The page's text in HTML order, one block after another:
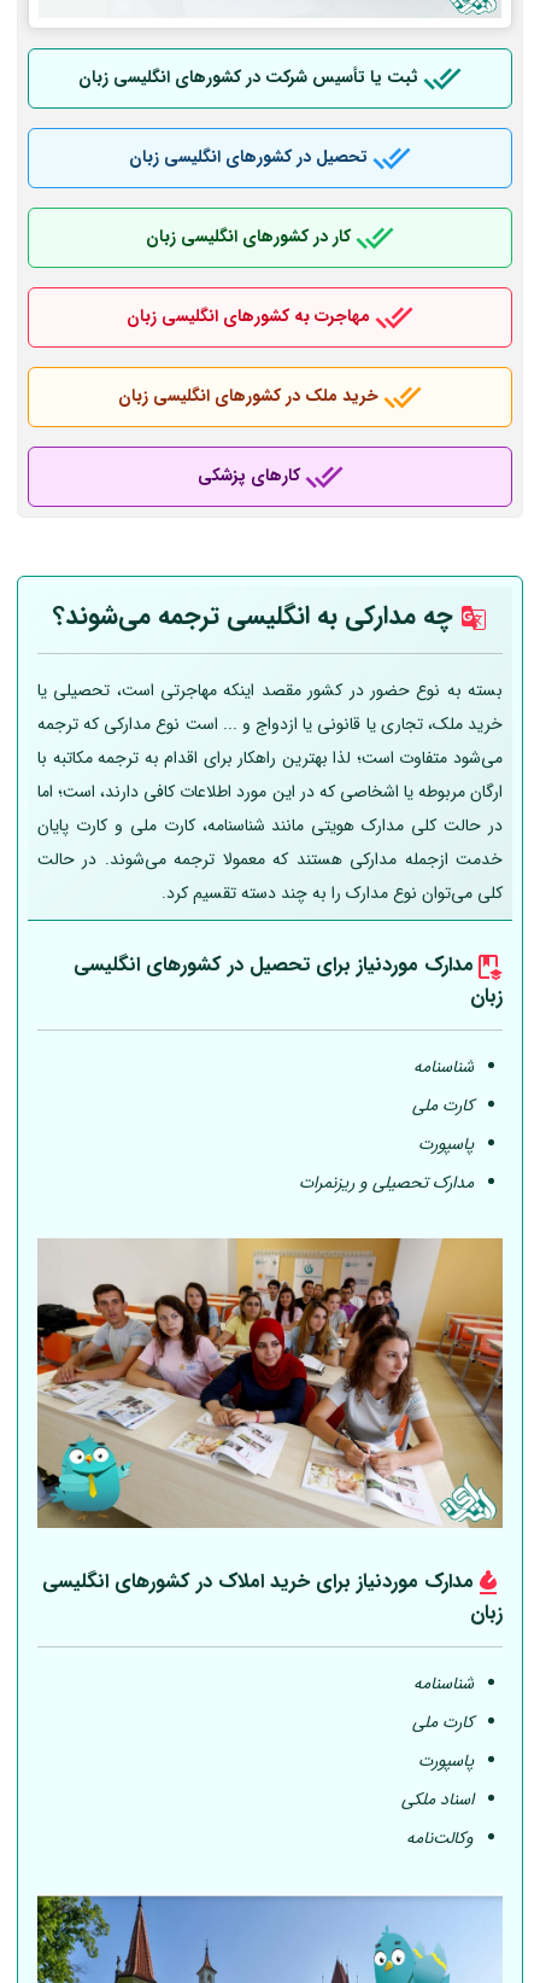
ثبت یا تأسیس شرکت در کشورهای انگلیسی زبان
تحصیل در کشورهای انگلیسی زبان
کار در کشورهای انگلیسی زبان
مهاجرت به کشورهای انگلیسی زبان
خرید ملک در کشورهای انگلیسی زبان
کارهای پزشکی
چه مدارکی به انگلیسی ترجمه می‌شوند؟
بسته به نوع حضور در کشور مقصد اینکه مهاجرتی است، تحصیلی یا
خرید ملک، تجاری یا قانونی یا ازدواج و ... است نوع مدارکی که ترجمه
می‌شود متفاوت است؛ لذا بهترین راهکار برای اقدام به ترجمه مکاتبه با
ارگان مربوطه یا اشخاصی که در این مورد اطلاعات کافی دارند، است؛ اما
در حالت کلی مدارک هویتی مانند شناسنامه، کارت ملی و کارت پایان
خدمت ازجمله مدارکی هستند که معمولا ترجمه می‌شوند. در حالت
کلی می‌توان نوع مدارک را به چند دسته تقسیم کرد.
مدارک موردنیاز برای تحصیل در کشورهای انگلیسی
زبان
شناسنامه
کارت ملی
پاسپورت
مدارک تحصیلی و ریزنمرات
مدارک موردنیاز برای خرید املاک در کشورهای انگلیسی
زبان
شناسنامه
کارت ملی
پاسپورت
اسناد ملکی
وکالت‌نامه